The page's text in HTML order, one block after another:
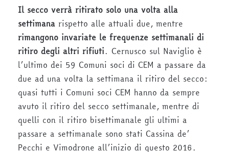
Il secco verrà ritirato solo una volta alla
settimana rispetto alle attuali due, mentre
rimangono invariate le frequenze settimanali di
ritiro degli altri rifiuti. Cernusco sul Naviglio è
l’ultimo dei 59 Comuni soci di CEM a passare da
due ad una volta la settimana il ritiro del secco:
quasi tutti i Comuni soci CEM hanno da sempre
avuto il ritiro del secco settimanale, mentre di
quelli con il ritiro bisettimanale gli ultimi a
passare a settimanale sono stati Cassina de’
Pecchi e Vimodrone all’inizio di questo 2016.